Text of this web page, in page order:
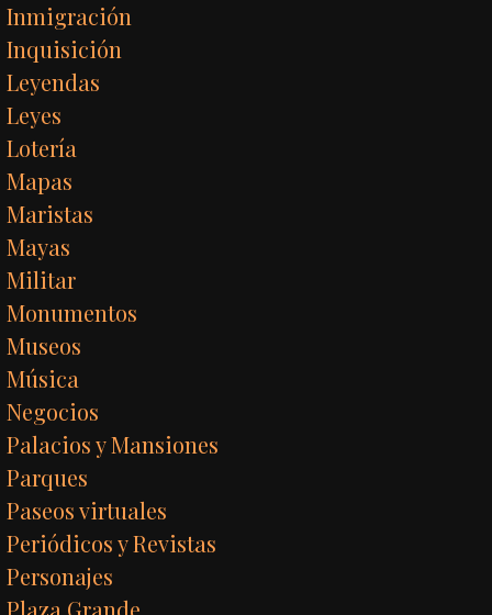
Inmigración
Inquisición
Leyendas
Leyes
Lotería
Mapas
Maristas
Mayas
Militar
Monumentos
Museos
Música
Negocios
Palacios y Mansiones
Parques
Paseos virtuales
Periódicos y Revistas
Personajes